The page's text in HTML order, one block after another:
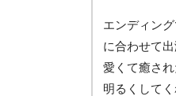
エンディン
に合わせて
愛くて癒さ
明るくして